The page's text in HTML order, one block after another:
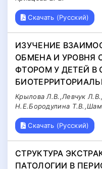
Скачать (Русский)
ИЗУЧЕНИЕ
ОБМЕНА И УРОВНЯ
ФТОРОМ У ДЕТЕЙ В
Крылова Л.В.,Левчук
Н.Е.Бородулина
Скачать (Русский)
СТРУКТУРА
ПАТОЛОГИИ В